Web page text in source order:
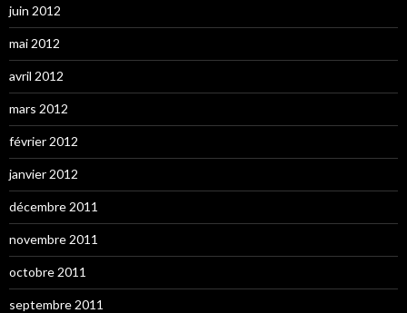
juin 2012
mai 2012
avril 2012
mars 2012
février 2012
janvier 2012
décembre 2011
novembre 2011
octobre 2011
septembre 2011